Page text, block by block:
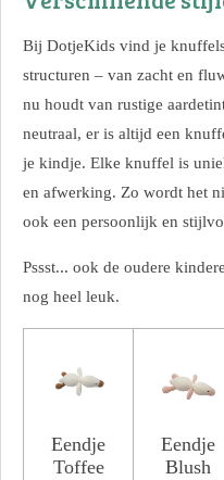
Bij DotjeKids vind je
structuren – van zacht en
nu houdt van rustige
neutraal, er is altijd een
je kindje. Elke knuffel is
en afwerking. Zo wordt het
ook een persoonlijk en
Pssst... ook de oudere
nog heel leuk.
Eendje
Toffee
Eendje
Blush